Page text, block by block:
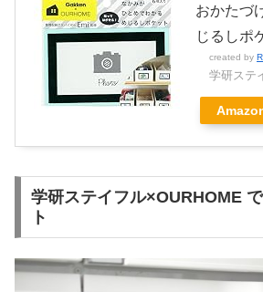
おかたづ
じるしポ
created by
学研ステ
学研ステイフル×OURHOME
ト